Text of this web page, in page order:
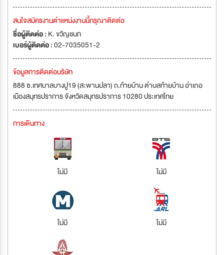
สนใจสมัครงานตำแหน่งงานนี้กรุณาติดต่อ
ชื่อผู้ติดต่อ : K. ขวัญชนก
เบอร์ผู้ติดต่อ :02-7035051-2
ข้อมูลการติดต่อบริษัท
888 ซ.เทศบาลบางปู19 (สะพานปลา) ถ.ท้ายบ้าน ตำบลท้ายบ้าน อำเภอ
เมืองสมุทรปราการ จังหวัดสมุทรปราการ 10280 ประเทศไทย
การเดินทาง
ไม่มี ไม่มี
ไม่มี ไม่มี